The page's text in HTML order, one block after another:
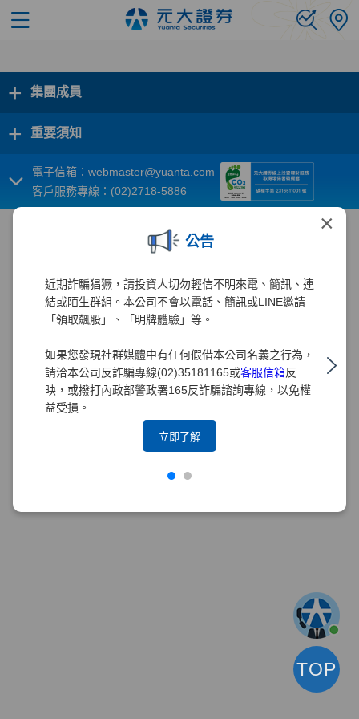
×
公告
近期詐騙猖獗，請投資人切勿輕信不明來電、簡訊、連
結或陌生群組。本公司不會以電話、簡訊或LINE邀請
「領取飆股」、「明牌體驗」等。
如果您發現社群媒體中有任何假借本公司名義之行為，
請洽本公司反詐騙專線(02)35181165或客服信箱反
映，或撥打內政部警政署165反詐騙諮詢專線，以免權
益受損。
立即了解
+ 集團成員
+ 重要須知
電子信箱： webmaster@yuanta.com
客戶服務專線：(02)2718-5886
TOP